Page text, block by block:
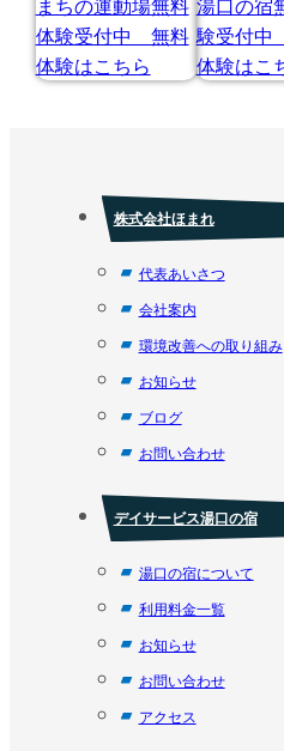
株式会社ほまれ
代表あいさつ
会社案内
環境改善への取り組み
お知らせ
ブログ
お問い合わせ
デイサービス湯口の宿
湯口の宿について
利用料金一覧
お知らせ
お問い合わせ
アクセス